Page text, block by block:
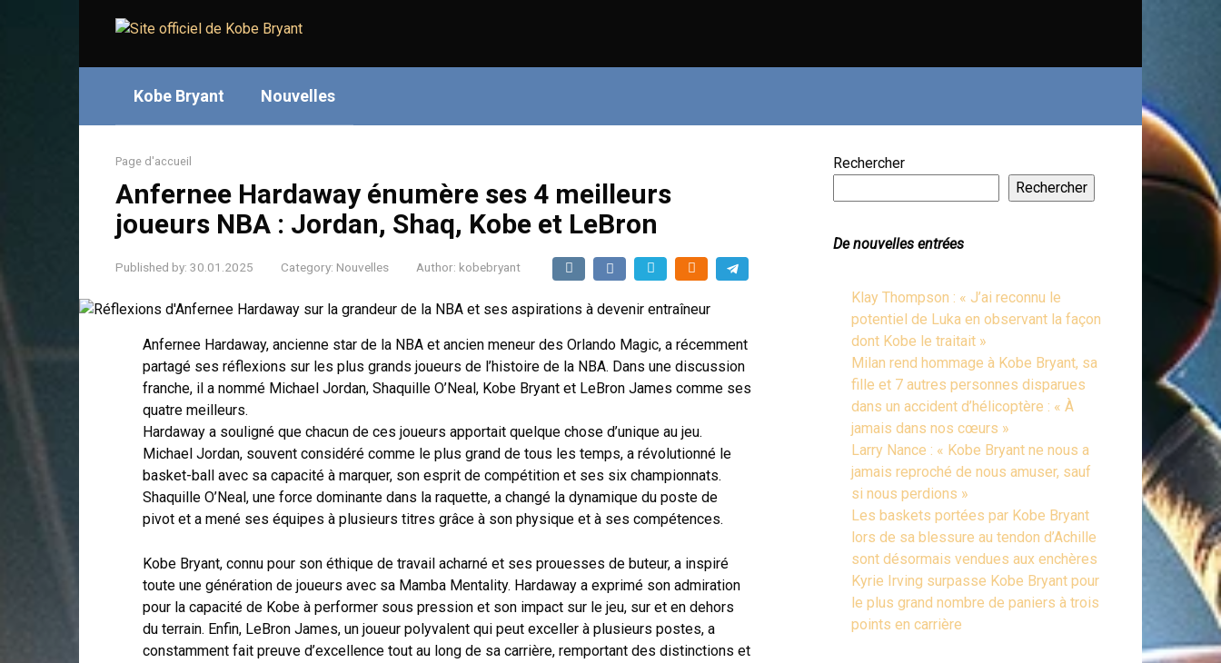
Kobe Bryant Nouvelles
Page d'accueil
Anfernee Hardaway énumère ses 4 meilleurs
joueurs NBA : Jordan, Shaq, Kobe et LeBron
Published by: 30.01.2025 Category: Nouvelles Author: kobebryant
Anfernee Hardaway, ancienne star de la NBA et ancien meneur des Orlando Magic, a récemment
partagé ses réflexions sur les plus grands joueurs de l’histoire de la NBA. Dans une discussion
franche, il a nommé Michael Jordan, Shaquille O’Neal, Kobe Bryant et LeBron James comme ses
quatre meilleurs.
Hardaway a souligné que chacun de ces joueurs apportait quelque chose d’unique au jeu.
Michael Jordan, souvent considéré comme le plus grand de tous les temps, a révolutionné le
basket-ball avec sa capacité à marquer, son esprit de compétition et ses six championnats.
Shaquille O’Neal, une force dominante dans la raquette, a changé la dynamique du poste de
pivot et a mené ses équipes à plusieurs titres grâce à son physique et à ses compétences.
Kobe Bryant, connu pour son éthique de travail acharné et ses prouesses de buteur, a inspiré
toute une génération de joueurs avec sa Mamba Mentality. Hardaway a exprimé son admiration
pour la capacité de Kobe à performer sous pression et son impact sur le jeu, sur et en dehors
du terrain. Enfin, LeBron James, un joueur polyvalent qui peut exceller à plusieurs postes, a
constamment fait preuve d’excellence tout au long de sa carrière, remportant des distinctions et
Rechercher
Rechercher
De nouvelles entrées
Klay Thompson : « J’ai reconnu le
potentiel de Luka en observant la façon
dont Kobe le traitait »
Milan rend hommage à Kobe Bryant, sa
fille et 7 autres personnes disparues
dans un accident d’hélicoptère : « À
jamais dans nos cœurs »
Larry Nance : « Kobe Bryant ne nous a
jamais reproché de nous amuser, sauf
si nous perdions »
Les baskets portées par Kobe Bryant
lors de sa blessure au tendon d’Achille
sont désormais vendues aux enchères
Kyrie Irving surpasse Kobe Bryant pour
le plus grand nombre de paniers à trois
points en carrière